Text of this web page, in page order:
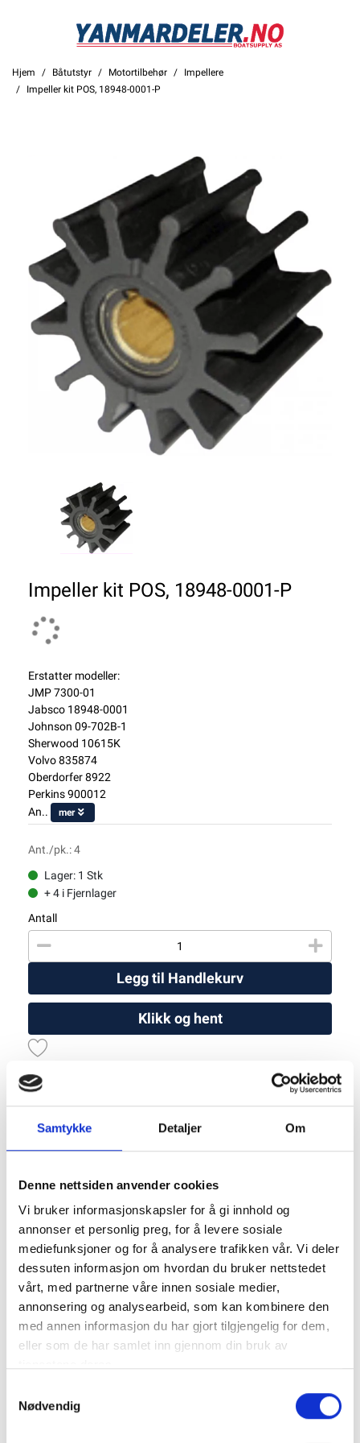
Samtykke Detaljer Om
Denne nettsiden anvender cookies
Vi bruker informasjonskapsler for å gi innhold og
annonser et personlig preg, for å levere sosiale
mediefunksjoner og for å analysere trafikken vår. Vi deler
dessuten informasjon om hvordan du bruker nettstedet
vårt, med partnerne våre innen sosiale medier,
annonsering og analysearbeid, som kan kombinere den
med annen informasjon du har gjort tilgjengelig for dem,
eller som de har samlet inn gjennom din bruk av
Nødvendig
Hjem Båtutstyr Motortilbehør
Impellere
Impeller kit POS, 18948-0001-P
Impeller kit POS, 18948-0001-P
Erstatter modeller:
JMP 7300-01
Jabsco 18948-0001
Johnson 09-702B-1
Sherwood 10615K
Volvo 835874
Oberdorfer 8922
Perkins 900012
An..
mer
Ant./pk.: 4
Lager: 1 Stk
+ 4 i Fjernlager
Antall
Legg til Handlekurv
Klikk og hent
Varenummer:
Beskrivelse
Erstatter modeller:
Jabsco 18948-0001